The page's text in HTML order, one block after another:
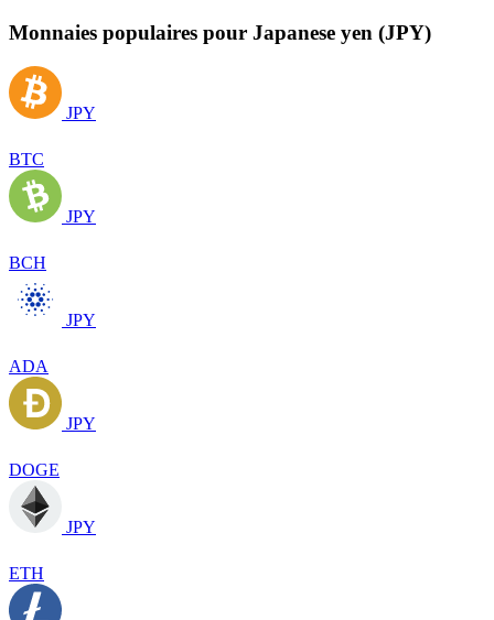
Monnaies populaires pour Japanese yen (JPY)
JPY
BTC
JPY
BCH
JPY
ADA
JPY
DOGE
JPY
ETH